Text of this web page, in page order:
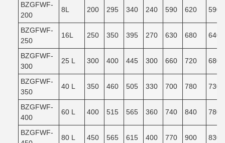
BZGFWF-
200
8L 200 295 340 240 590 620 590
BZGFWF-
250
16L 250 350 395 270 630 680 640
BZGFWF-
300
25 L 300 400 445 300 660 720 680
BZGFWF-
350
40 L 350 460 505 330 700 780 730
BZGFWF-
400
60 L 400 515 565 360 740 840 780
BZGFWF-
80 L 450 565 615 400 770 900 830